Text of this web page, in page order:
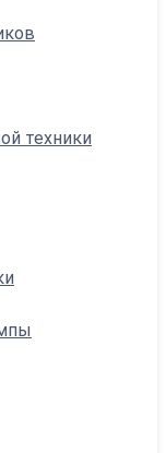
техники